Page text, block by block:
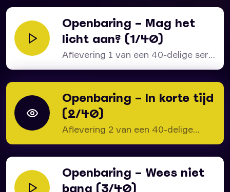
Openbaring – Mag het
licht aan? (1/40)
Aflevering 1 van een 40-delige serie
over het bijbelboek...
Openbaring – In korte tijd
(2/40)
Aflevering 2 van een 40-delige
serie over het bijbelboek...
Openbaring – Wees niet
bang (3/40)